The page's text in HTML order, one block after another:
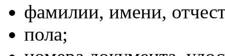
фамилии, имени,
пола;